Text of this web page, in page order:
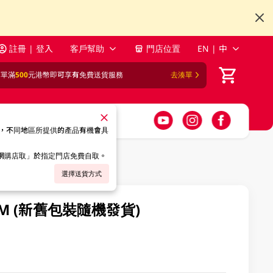
註冊 | 登入 客戶幫助 門店位置 EN | 中
滿500元港幣即可享有免費送貨服務 去湊單
不同地區所提供的產品有機會具
店取」於指定門店免費自取。
選擇送貨方式
(新舊包裝隨機發貨)